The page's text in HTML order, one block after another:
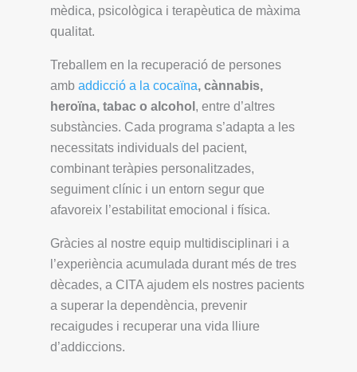
mèdica, psicològica i terapèutica de màxima
qualitat.
Treballem en la recuperació de persones
amb addicció a la cocaïna, cànnabis,
heroïna, tabac o alcohol , entre d’altres
substàncies. Cada programa s’adapta a les
necessitats individuals del pacient,
combinant teràpies personalitzades,
seguiment clínic i un entorn segur que
afavoreix l’estabilitat emocional i física.
Gràcies al nostre equip multidisciplinari i a
l’experiència acumulada durant més de tres
dècades, a CITA ajudem els nostres pacients
a superar la dependència, prevenir
recaigudes i recuperar una vida lliure
d’addiccions.